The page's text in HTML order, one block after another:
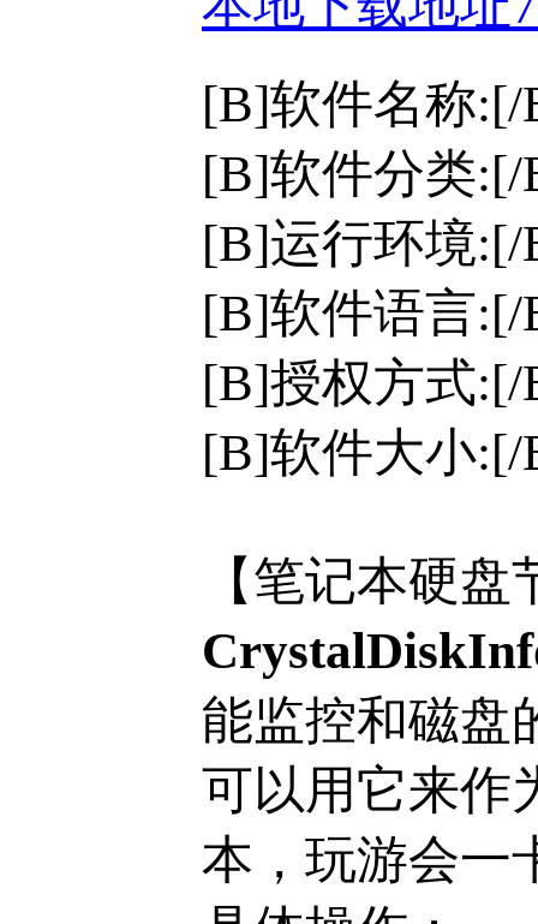
[B]软件名称:[/
[B]软件分类
[B]运行环境:[/
[B]软件语言
[B]授权方式
[B]软件大小:[/
【笔记本硬
能监控和磁盘
可以用它来作
本，玩游会一